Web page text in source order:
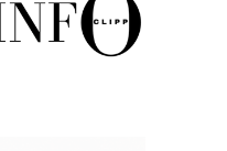
složenih